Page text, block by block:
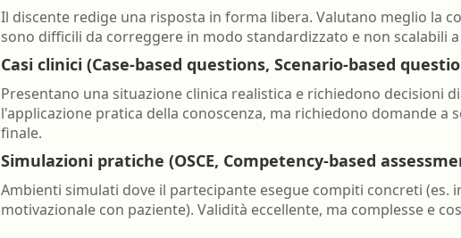
Il discente redige una risposta in forma libera. Valutano meglio la
sono difficili da correggere in modo standardizzato e non scalabili
Casi clinici (Case-based questions, Scenario-based
Presentano una situazione clinica realistica e richiedono decisioni
l'applicazione pratica della conoscenza, ma richiedono domande
finale.
Simulazioni pratiche (OSCE, Competency-based
Ambienti simulati dove il partecipante esegue compiti concreti (es.
motivazionale con paziente). Validità eccellente, ma complesse e